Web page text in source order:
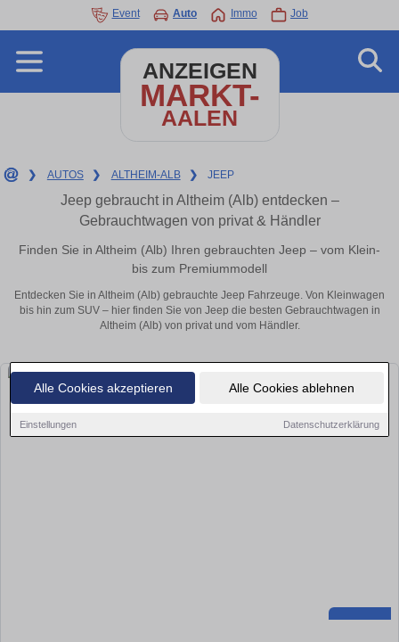
Alle Cookies akzeptieren Alle Cookies ablehnen
Einstellungen Datenschutzerklärung
Event Auto Immo Job
ANZEIGEN
MARKT-
AALEN
❯ AUTOS ❯ ALTHEIM-ALB ❯ JEEP
Jeep gebraucht in Altheim (Alb) entdecken –
Gebrauchtwagen von privat & Händler
Finden Sie in Altheim (Alb) Ihren gebrauchten Jeep – vom Klein-
bis zum Premiummodell
Entdecken Sie in Altheim (Alb) gebrauchte Jeep Fahrzeuge. Von Kleinwagen
bis hin zum SUV – hier finden Sie von Jeep die besten Gebrauchtwagen in
Altheim (Alb) von privat und vom Händler.